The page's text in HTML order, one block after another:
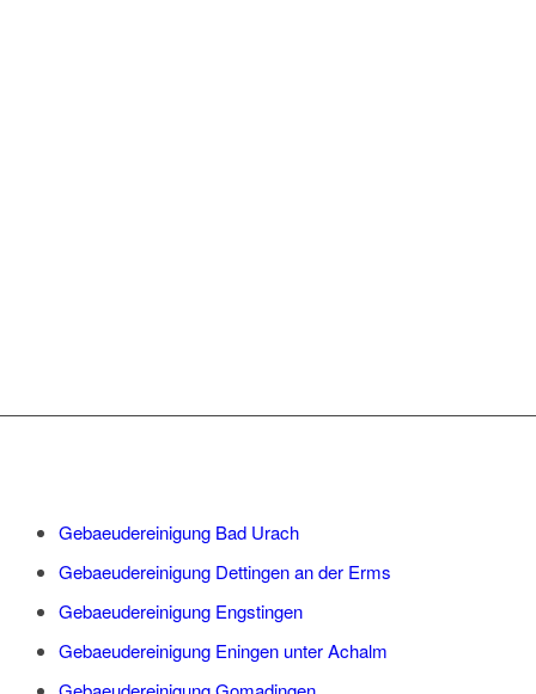
Gebaeudereinigung Bad Urach
Gebaeudereinigung Dettingen an der Erms
Gebaeudereinigung Engstingen
Gebaeudereinigung Eningen unter Achalm